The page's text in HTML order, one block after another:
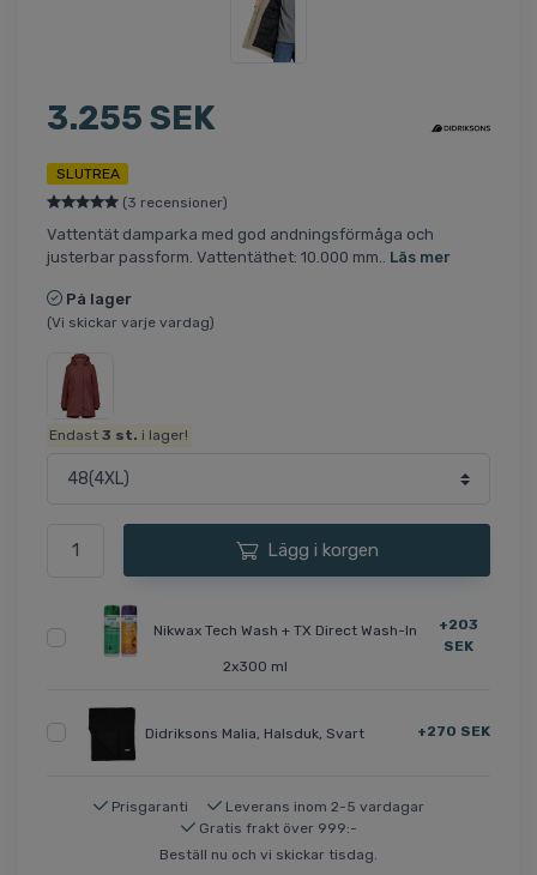
3.255 SEK
SLUTREA
(3 recensioner)
Vattentät damparka med god andningsförmåga och
justerbar passform. Vattentäthet: 10.000 mm.. Läs mer
På lager
(Vi skickar varje vardag)
Endast3 st. i lager!
Lägg i korgen
Nikwax Tech Wash + TX Direct Wash-In
2x300 ml
+203
SEK
Didriksons Malia, Halsduk, Svart +270 SEK
Prisgaranti
Leverans inom 2-5 vardagar
Gratis frakt över 999:-
Beställ nu och vi skickar tisdag.